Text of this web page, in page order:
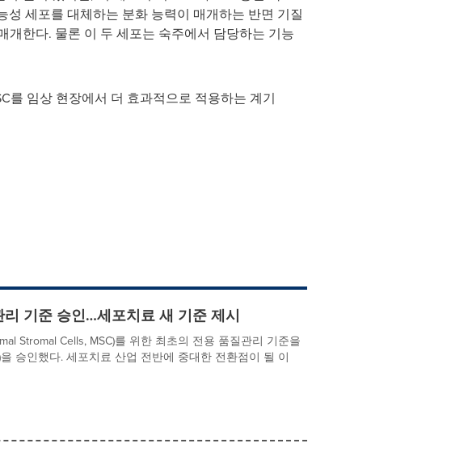
세포를 대체하는 분화 능력이 매개하는 반면 기질
한다. 물론 이 두 세포는 숙주에서 담당하는 기능
를 임상 현장에서 더 효과적으로 적용하는 계기
기준 승인…세포치료 새 기준 제시
Stromal Cells, MSC)를 위한 최초의 전용 품질관리 기준을
승인했다. 세포치료 산업 전반에 중대한 전환점이 될 이